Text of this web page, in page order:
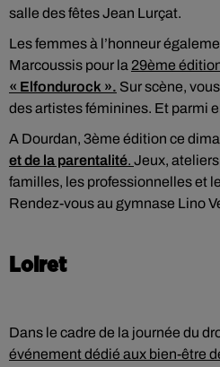
salle des fêtes Jean Lurçat.
Les femmes à l’honneur
Marcoussis pour la 29ème
« Elfondurock ». Sur scène,
des artistes féminines. Et parmi
A Dourdan, 3ème édition ce
et de la parentalité. Jeux,
familles, les professionnelles et
Rendez-vous au gymnase Lino
Loiret
Dans le cadre de la journée du
événement dédié aux bien-être